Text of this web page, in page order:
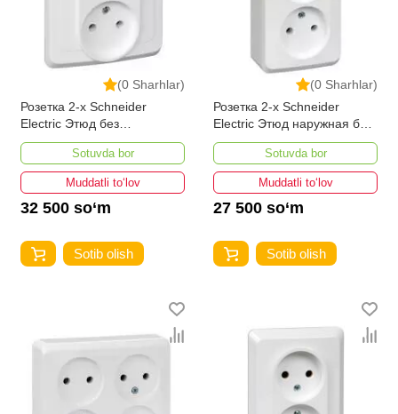
(0 Sharhlar)
Розетка 2-х Schneider
Electric Этюд без
заземления и шторок 16А
250В
Sotuvda bor
Muddatli to‘lov
32 500 so‘m
Sotib olish
(0 Sharhlar)
Розетка 2-х Schneider
Electric Этюд наружная без
заземления и шторок 16А
250В
Sotuvda bor
Muddatli to‘lov
27 500 so‘m
Sotib olish